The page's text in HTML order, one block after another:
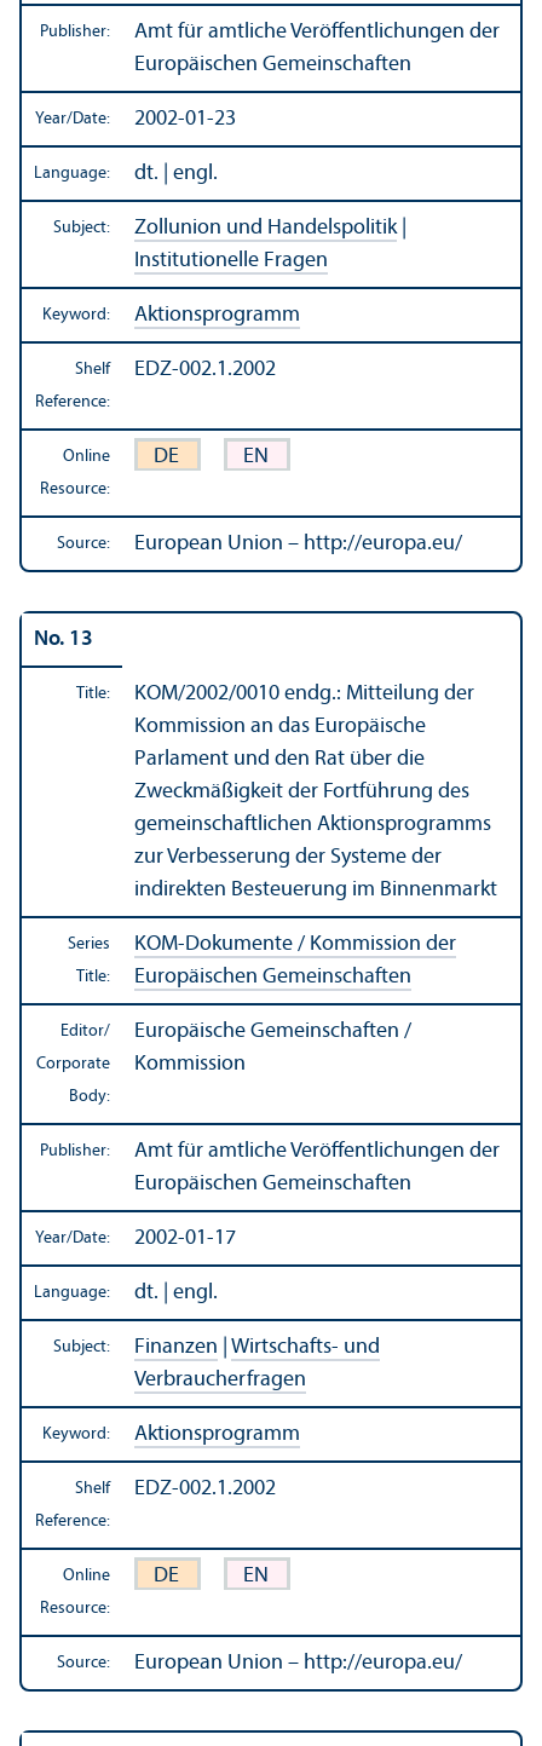
Publisher:
Amt für amtliche Veröffentlichungen der
Europäischen Gemeinschaften
Year/Date: 2002-01-23
Language: dt. | engl.
Subject: Zollunion und Handelspolitik|
Institutionelle Fragen
Keyword: Aktionsprogramm
Shelf
Reference:
EDZ-002.1.2002
Online
Resource:
DE EN
Source: European Union – http://europa.eu/
No. 13
Title: KOM/2002/0010 endg.: Mitteilung der
Kommission an das Europäische
Parlament und den Rat über die
Zweckmäßigkeit der Fortführung des
gemeinschaftlichen Aktionsprogramms
zur Verbesserung der Systeme der
indirekten Besteuerung im Binnenmarkt
Series
Title:
KOM-Dokumente / Kommission der
Europäischen Gemeinschaften
Editor/
Corporate
Body:
Europäische Gemeinschaften /
Kommission
Publisher:
Amt für amtliche Veröffentlichungen der
Europäischen Gemeinschaften
Year/Date: 2002-01-17
Language: dt. | engl.
Subject: Finanzen
Wirtschafts- und
Verbraucherfragen
Keyword: Aktionsprogramm
Shelf
Reference:
EDZ-002.1.2002
Online
Resource:
DE EN
Source: European Union – http://europa.eu/